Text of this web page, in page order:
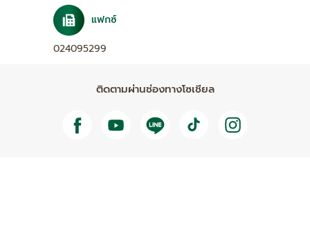
แฟกซ์
024095299
ติดตามผ่านช่องทางโซเชียล